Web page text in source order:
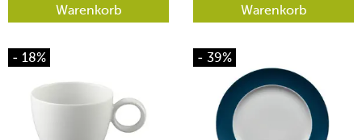
Warenkorb Warenkorb
- 18% - 39%